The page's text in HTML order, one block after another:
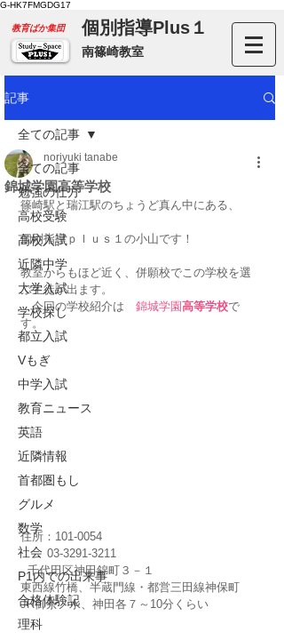
G-HK7FMGDG17
​教育ばか集団 個別指導Plus１
南篠崎教室
記事
全ての記事
勉強の仕方
高校受験
高校入試
近隣中学
大学入試
学校探し
都立入試
Vもぎ
中学入試
教育ニュース
英語
近隣情報
首都圏もし
グルメ
数学
社会
P1内での出来事
合格体験記
理科
全ての記事
錦城学園高等学校
noriyuki tanabe
篠崎駅と瑞江駅のちょうど真ん中にある、
個別指導ｐｌｕｓ１の小山です！
教室からもほど近く、併願校でこの学校を選
ぶ生徒が出ます。
今回の学校紹介は 錦城学園高等学校で
す。
住所：101-0054
03-3291-3211
  千代田区神田錦町３－１
東西線竹橋、半蔵門線・都営三田線神保町
JR御茶ノ水、神田各７～10分くらい